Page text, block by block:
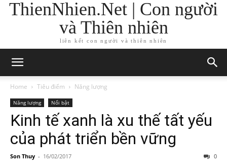
ThienNhien.Net | Con người
và Thiên nhiên
liên kết con người và thiên nhiên
Home Tiêu điểm Năng lượng
Năng lượng Nổi bật
Kinh tế xanh là xu thế tất yếu
của phát triển bền vững
Son Thuy - 16/02/2017 0